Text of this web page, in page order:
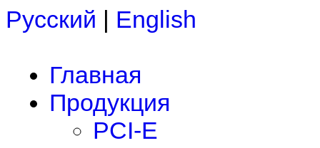
Русский | English
Главная
Продукция
PCI-E